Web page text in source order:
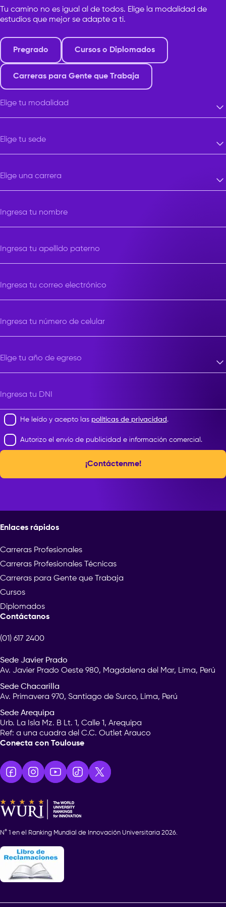
Tu camino no es igual al de todos. Elige la modalidad de
estudios que mejor se adapte a ti.
Pregrado Cursos o Diplomados
Carreras para Gente que Trabaja
Elige tu modalidad
Elige tu sede
Elige una carrera
Ingresa tu nombre
Ingresa tu apellido paterno
Ingresa tu correo electrónico
Ingresa tu número de celular
Elige tu año de egreso
Ingresa tu DNI
He leído y acepto las políticas de privacidad .
Autorizo el envío de publicidad e información comercial.
¡Contáctenme!
Enlaces rápidos
Carreras Profesionales
Carreras Profesionales Técnicas
Carreras para Gente que Trabaja
Cursos
Diplomados
Contáctanos
(01) 617 2400
Sede Javier Prado
Av. Javier Prado Oeste 980, Magdalena del Mar, Lima, Perú
Sede Chacarilla
Av. Primavera 970, Santiago de Surco, Lima, Perú
Sede Arequipa
Urb. La Isla Mz. B Lt. 1, Calle 1, Arequipa
Ref: a una cuadra del C.C. Outlet Arauco
Conecta con Toulouse
N° 1 en el Ranking Mundial de Innovación Universitaria 2026.